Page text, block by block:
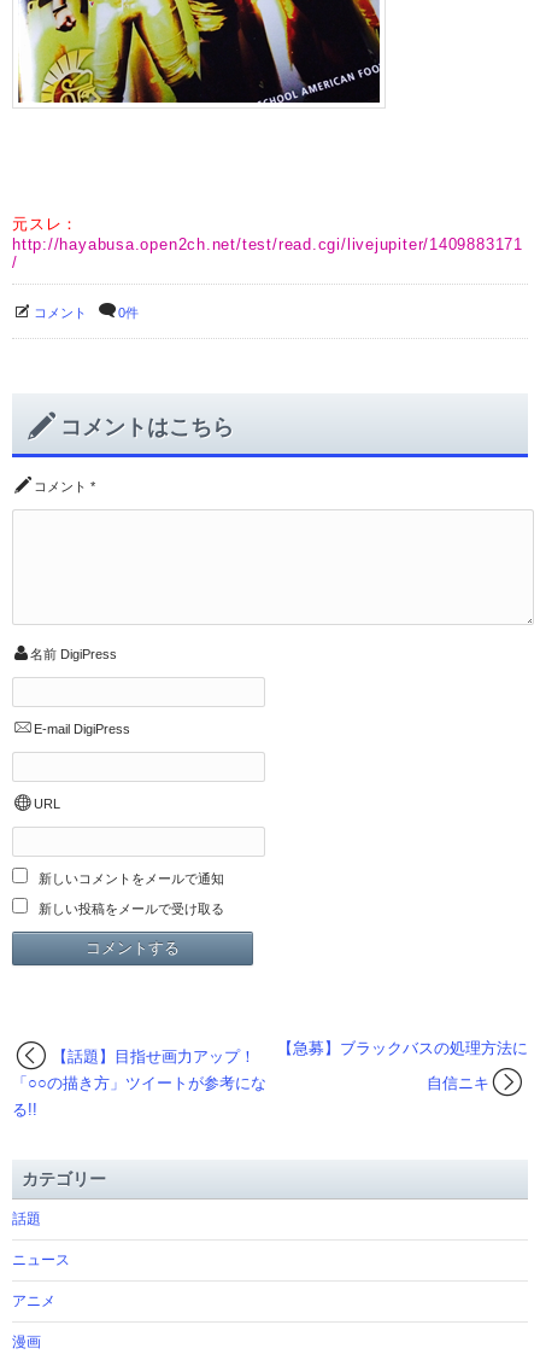
元スレ：
http://hayabusa.open2ch.net/test/read.cgi/livejupiter/1409883171
/
コメント 0件
コメントはこちら
コメント *
名前 DigiPress
E-mail DigiPress
URL
新しいコメントをメールで通知
新しい投稿をメールで受け取る
【急募】ブラックバスの処理方法に
自信ニキ
【話題】目指せ画力アップ！
「○○の描き方」ツイートが参考にな
る!!
カテゴリー
話題
ニュース
アニメ
漫画